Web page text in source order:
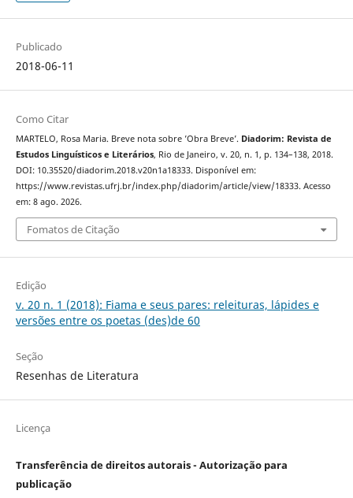
Publicado
2018-06-11
Como Citar
MARTELO, Rosa Maria. Breve nota sobre ’Obra Breve’. Diadorim: Revista de
Estudos Linguísticos e Literários, Rio de Janeiro, v. 20, n. 1, p. 134–138, 2018.
DOI: 10.35520/diadorim.2018.v20n1a18333. Disponível em:
https://www.revistas.ufrj.br/index.php/diadorim/article/view/18333. Acesso
em: 8 ago. 2026.
Fomatos de Citação
Edição
v. 20 n. 1 (2018): Fiama e seus pares: releituras, lápides e
versões entre os poetas (des)de 60
Seção
Resenhas de Literatura
Licença
Transferência de direitos autorais - Autorização para
publicação